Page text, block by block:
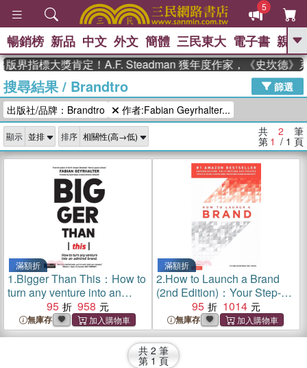
5
GO
The Odyssey 、
父親節 、 如果歷史是一群喵 、 暑期
推薦 、 國際布克獎 臺灣漫遊錄
念華 、 台灣的李登輝時代 、 數學女
孩：黎曼猜想
偉大的迷走神經
暢銷榜 新品 中文 外文 簡體 三民東大 電子書 親子
界指標大獎肯定！A.F. Steadman 獲年度作家，《史坎德》
搜尋結果/ Brandtro
篩選
出版社/品牌：Brandtro
作者:Fabian Geyrhalter...
顯示 排序 共 2 筆
第 1 / 1 頁
滿額折
1.Bigger Than This：How to
turn any venture into an
admired brand
95 958
無庫存
滿額折
2.How to Launch a Brand
(2nd Edition)：Your Step-by-
Step Guide to Crafting a
Brand: From Positioning to
Naming And Brand Identity
95 1014
無庫存
共 2 筆
第 1 頁